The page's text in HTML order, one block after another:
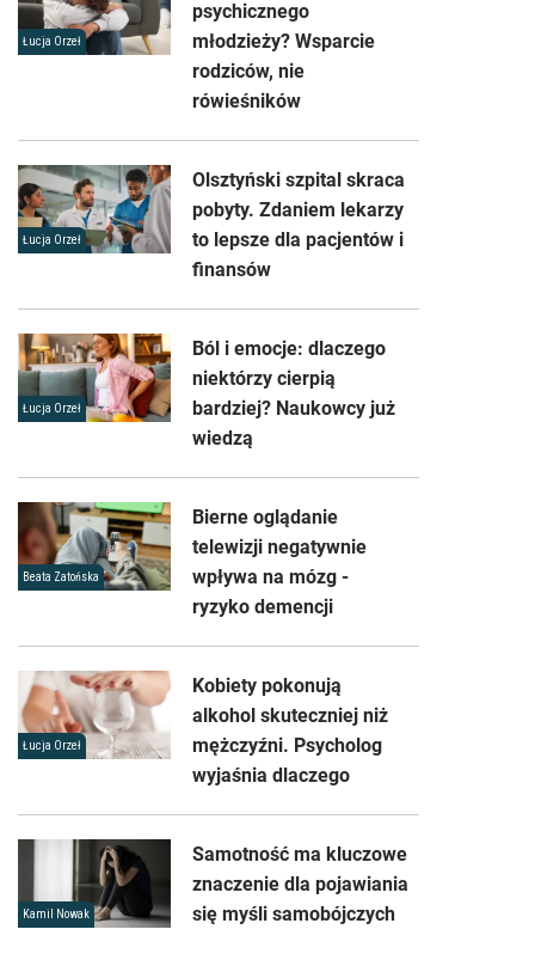
Łucja Orzeł
psychicznego
młodzieży? Wsparcie
rodziców, nie
rówieśników
Łucja Orzeł
Olsztyński szpital skraca
pobyty. Zdaniem lekarzy
to lepsze dla pacjentów i
finansów
Łucja Orzeł
Ból i emocje: dlaczego
niektórzy cierpią
bardziej? Naukowcy już
wiedzą
Beata Zatońska
Bierne oglądanie
telewizji negatywnie
wpływa na mózg -
ryzyko demencji
Łucja Orzeł
Kobiety pokonują
alkohol skuteczniej niż
mężczyźni. Psycholog
wyjaśnia dlaczego
Kamil Nowak
Samotność ma kluczowe
znaczenie dla pojawiania
się myśli samobójczych